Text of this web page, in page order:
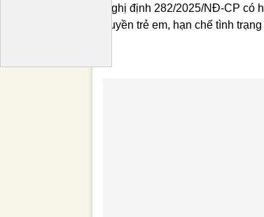
Nghị định 282/2025/NĐ-CP có
quyền trẻ em, hạn chế tình